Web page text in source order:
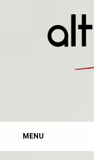
MAIN
MENU